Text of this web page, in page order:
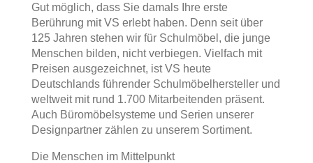
Gut möglich, dass Sie damals Ihre erste
Berührung mit VS erlebt haben. Denn seit über
125 Jahren stehen wir für Schulmöbel, die junge
Menschen bilden, nicht verbiegen. Vielfach mit
Preisen ausgezeichnet, ist VS heute
Deutschlands führender Schulmöbelhersteller und
weltweit mit rund 1.700 Mitarbeitenden präsent.
Auch Büromöbelsysteme und Serien unserer
Designpartner zählen zu unserem Sortiment.
Die Menschen im Mittelpunkt